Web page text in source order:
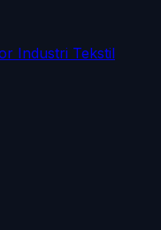
Industri Tekstil